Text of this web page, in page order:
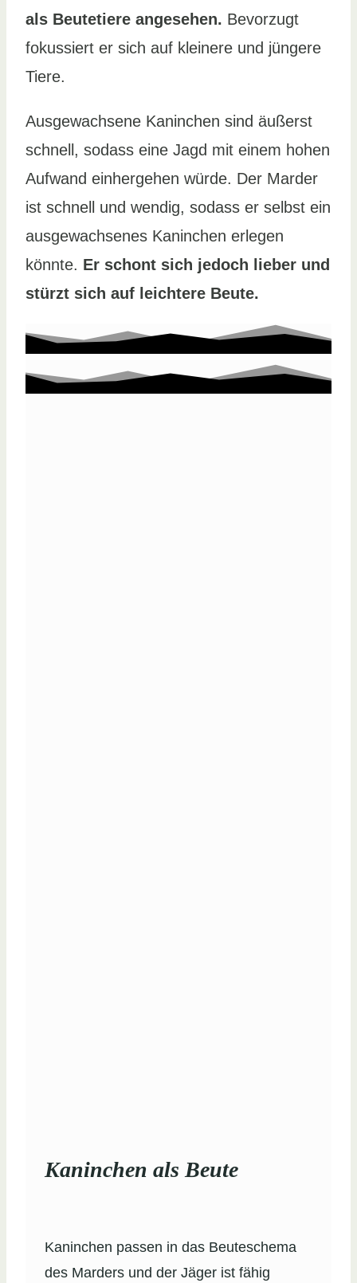
als Beutetiere angesehen. Bevorzugt
fokussiert er sich auf kleinere und jüngere
Tiere.
Ausgewachsene Kaninchen sind äußerst
schnell, sodass eine Jagd mit einem hohen
Aufwand einhergehen würde. Der Marder
ist schnell und wendig, sodass er selbst ein
ausgewachsenes Kaninchen erlegen
könnte. Er schont sich jedoch lieber und
stürzt sich auf leichtere Beute.
Kaninchen als Beute
Kaninchen passen in das Beuteschema
des Marders und der Jäger ist fähig